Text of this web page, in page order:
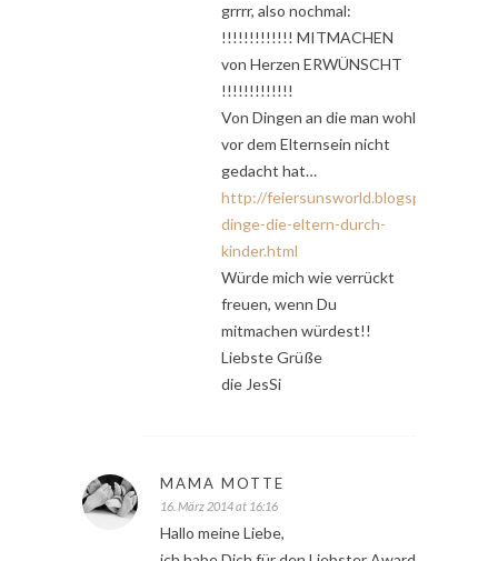
grrrr, also nochmal:
!!!!!!!!!!!!! MITMACHEN
von Herzen ERWÜNSCHT
!!!!!!!!!!!!!
Von Dingen an die man wohl
vor dem Elternsein nicht
gedacht hat…
http://feiersunsworld.blogspot.de/
dinge-die-eltern-durch-
kinder.html
Würde mich wie verrückt
freuen, wenn Du
mitmachen würdest!!
Liebste Grüße
die JesSi
MAMA MOTTE
16. März 2014 at 16:16
Hallo meine Liebe,